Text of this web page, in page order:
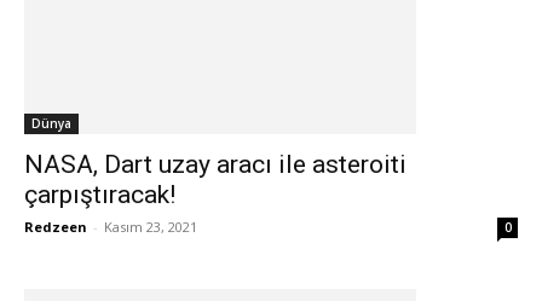
Dünya
NASA, Dart uzay aracı ile asteroiti
çarpıştıracak!
Redzeen - Kasım 23, 2021 0